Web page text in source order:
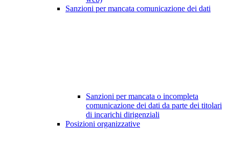
Sanzioni per mancata comunicazione dei dati
Sanzioni per mancata o incompleta
comunicazione dei dati da parte dei titolari
di incarichi dirigenziali
Posizioni organizzative